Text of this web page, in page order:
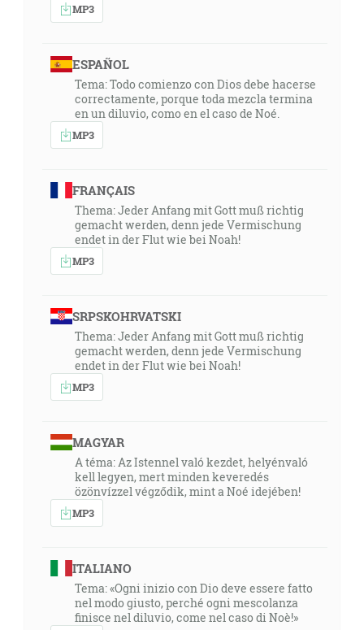
MP3
ESPAÑOL
Tema: Todo comienzo con Dios debe hacerse
correctamente, porque toda mezcla termina
en un diluvio, como en el caso de Noé.
MP3
FRANÇAIS
Thema: Jeder Anfang mit Gott muß richtig
gemacht werden, denn jede Vermischung
endet in der Flut wie bei Noah!
MP3
SRPSKOHRVATSKI
Thema: Jeder Anfang mit Gott muß richtig
gemacht werden, denn jede Vermischung
endet in der Flut wie bei Noah!
MP3
MAGYAR
A téma: Az Istennel való kezdet, helyénvaló
kell legyen, mert minden keveredés
özönvízzel végződik, mint a Noé idejében!
MP3
ITALIANO
Tema: «Ogni inizio con Dio deve essere fatto
nel modo giusto, perché ogni mescolanza
finisce nel diluvio, come nel caso di Noè!»